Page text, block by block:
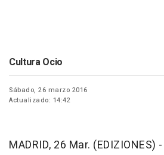
Cultura Ocio
Sábado, 26 marzo 2016
Actualizado: 14:42
MADRID, 26 Mar. (EDIZIONES) -